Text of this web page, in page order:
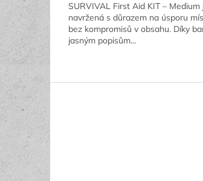
SURVIVAL First Aid KIT –
navržená s důrazem na úsporu
bez kompromisů v obsahu. Díky
jasným popisům...
p